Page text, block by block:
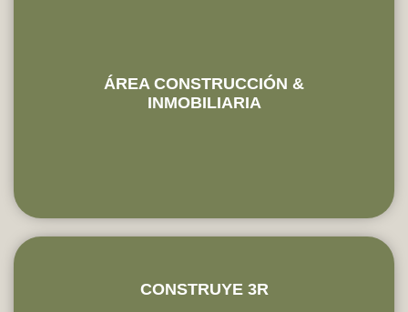
ÁREA CONSTRUCCIÓN &
INMOBILIARIA
CONSTRUYE 3R